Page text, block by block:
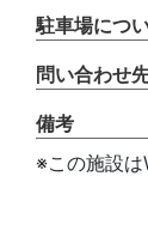
駐車場につ
問い合わせ
備考
※この施設